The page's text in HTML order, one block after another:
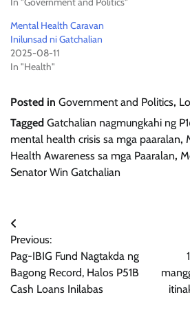
Mental Health Caravan
Inilunsad ni Gatchalian
2025-08-11
In "Health"
Posted in Government and Politics,
Tagged Gatchalian nagmungkahi ng
mental health crisis sa mga paaralan,
Health Awareness sa mga Paaralan,
Senator Win Gatchalian
Post
navigation
Previous:
Pag-IBIG Fund Nagtakda ng
Bagong Record, Halos P51B
Cash Loans Inilabas